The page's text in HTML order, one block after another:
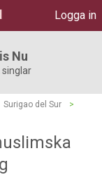
Logga in
Nu
Surigao del Sur
>